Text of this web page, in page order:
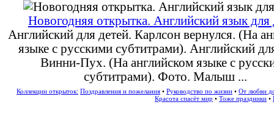
Новогодняя открытка. Английский язык для
Английский для детей. Карлсон вернулся. (На
языке с русскими субтитрами). Английский
Винни-Пух. (На английском языке с
субтитрами). Фото. Малыш ...
Коллекции открыток: Поздравления и пожелания • Руководство по жизни • От любви
Красота спасёт мир • Тоже праздники •